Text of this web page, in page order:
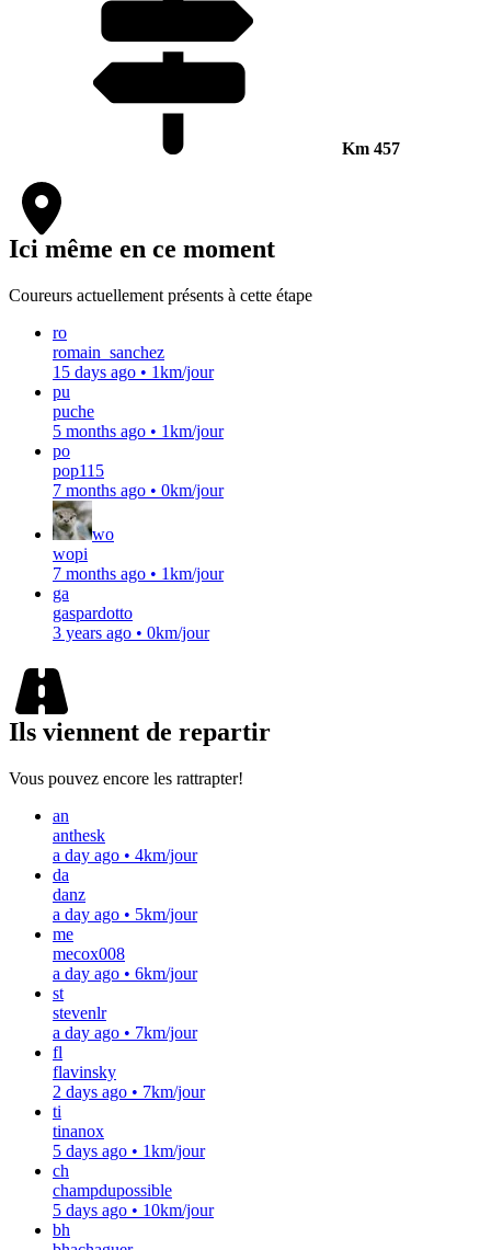
Km 457
Ici même en ce moment
Coureurs actuellement présents à cette étape
ro
romain_sanchez
15 days ago • 1km/jour
pu
puche
5 months ago • 1km/jour
po
pop115
7 months ago • 0km/jour
wo
wopi
7 months ago • 1km/jour
ga
gaspardotto
3 years ago • 0km/jour
Ils viennent de repartir
Vous pouvez encore les rattrapter!
an
anthesk
a day ago • 4km/jour
da
danz
a day ago • 5km/jour
me
mecox008
a day ago • 6km/jour
st
stevenlr
a day ago • 7km/jour
fl
flavinsky
2 days ago • 7km/jour
ti
tinanox
5 days ago • 1km/jour
ch
champdupossible
5 days ago • 10km/jour
bh